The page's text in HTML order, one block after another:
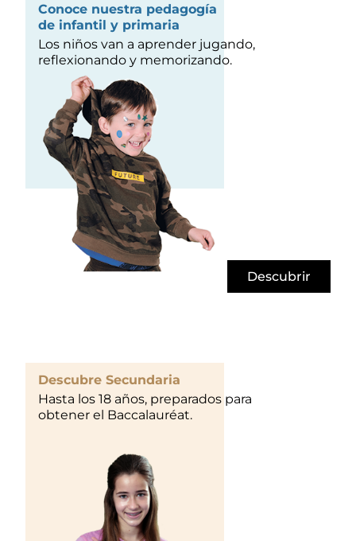
Conoce nuestra pedagogía
de infantil y primaria
Los niños van a aprender jugando,
reflexionando y memorizando.
Descubrir
Descubre Secundaria
Hasta los 18 años, preparados para
obtener el Baccalauréat.